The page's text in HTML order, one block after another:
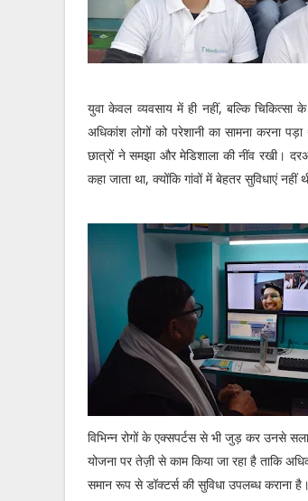
युवा केवल व्यवसाय में ही नहीं, बल्कि चिकित्सा
अधिकांश लोगों को परेशानी का सामना करना
छात्रों ने समझा और मेडिशाला की नींव रखी।
कहा जाता था, क्योंकि गांवों में बेहतर सुविधाएं
विभिन्न रोगों के एक्सपर्टस से भी जुड़ कर उनसे
योजना पर तेज़ी से काम किया जा रहा है ताकि
समान रूप से डॉक्टर्स की सुविधा उपलब्ध कराना है।